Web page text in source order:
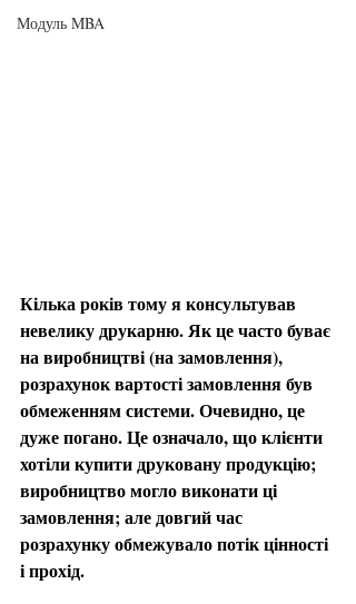
Модуль MBA
Кілька років тому я консультував
невелику друкарню. Як це часто буває
на виробництві (на замовлення),
розрахунок вартості замовлення був
обмеженням системи. Очевидно, це
дуже погано. Це означало, що клієнти
хотіли купити друковану продукцію;
виробництво могло виконати ці
замовлення; але довгий час
розрахунку обмежувало потік цінності
і прохід.